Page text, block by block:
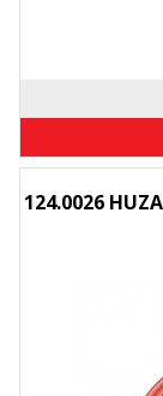
124.0026